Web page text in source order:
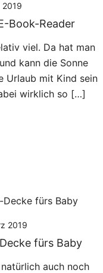
2019
Book-Reader
viel. Da hat man
kann die Sonne
Urlaub mit Kind sein
wirklich so […]
2019
fürs Baby
auch noch